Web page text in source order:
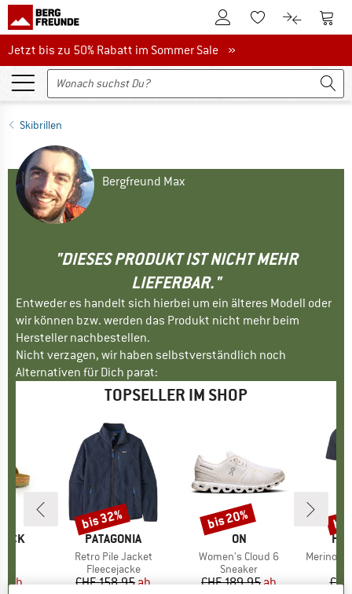
Zum KundenkontoZum Merkzettel.
Zum Zum
Jetzt bis zu 50% Rabatt im Sommer Sale
Jetzt bis zu 50% Rabatt im Sommer Sale »
Skibrillen
Bergfreund Max
"DIESES PRODUKT IST NICHT MEHR
LIEFERBAR."
Entweder es handelt sich hierbei um ein älteres Modell oder
wir können bzw. werden das Produkt nicht mehr beim
Hersteller nachbestellen.
Nicht verzagen, wir haben selbstverständlich noch
Alternativen für Dich parat:
TOPSELLER IM SHOP
Preis
ab
MARKE
PATAGONIA
Artikel
Retro Pile Jacket
Produktgruppe
Fleecejacke
Preis
CHF 158.95reduzierter Preis
ab
Rabatt
bis 32%
MARKE
ON
Artikel
Women's Cloud 6
Produktgruppe
Sneaker
Preis
CHF 189.95reduzierter Preis
ab
Rabatt
bis 20%
Artikel
MerinoMix150